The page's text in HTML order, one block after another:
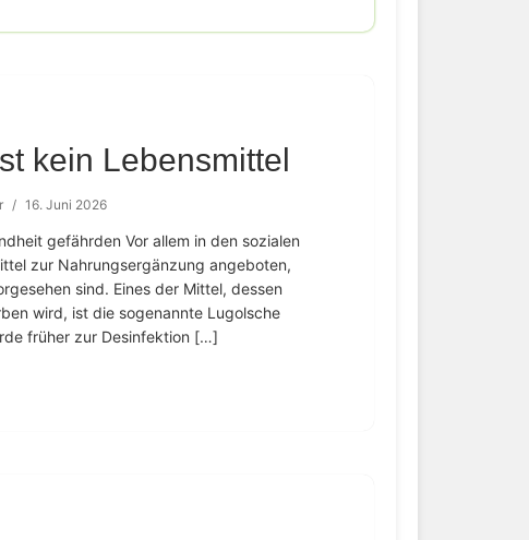
kein Lebensmittel
/ 16. Juni 2026
gefährden Vor allem in den sozialen
zur Nahrungsergänzung angeboten,
sind. Eines der Mittel, dessen
wird, ist die sogenannte Lugolsche
früher zur Desinfektion […]